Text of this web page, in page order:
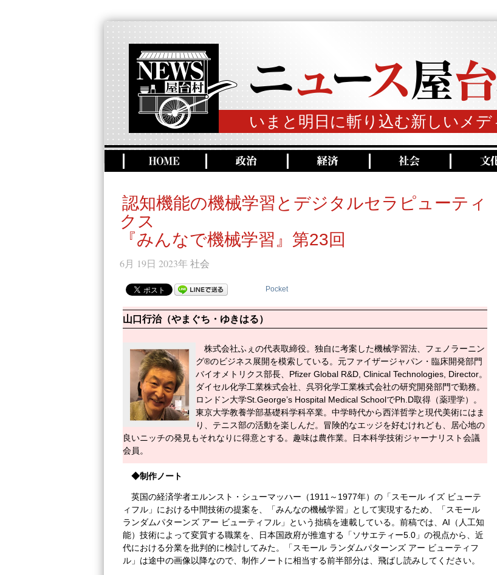
いまと明日に斬り込む新しいメデ
認知機能の機械学習とデジタルセラピューティ
クス
『みんなで機械学習』第23回
6月 19日 2023年 社会
Pocket
山口行治（やまぐち・ゆきはる）
株式会社ふぇの代表取締役。独自に考案した機械学習法、フェノラーニン
グ®のビジネス展開を模索している。元ファイザージャパン・臨床開発部門
バイオメトリクス部長、Pfizer Global R&D, Clinical Technologies, Director。
ダイセル化学工業株式会社、呉羽化学工業株式会社の研究開発部門で勤務。
ロンドン大学St.George’s Hospital Medical SchoolでPh.D取得（薬理学）。
東京大学教養学部基礎科学科卒業。中学時代から西洋哲学と現代美術にはま
り、テニス部の活動を楽しんだ。冒険的なエッジを好むけれども、居心地の
良いニッチの発見もそれなりに得意とする。趣味は農作業。日本科学技術ジャーナリスト会議
会員。
◆制作ノート
英国の経済学者エルンスト・シューマッハー（1911～1977年）の「スモール イズ ビューテ
ィフル」における中間技術の提案を、「みんなの機械学習」として実現するため、「スモール
ランダムパターンズ アー ビューティフル」という拙稿を連載している。前稿では、AI（人工知
能）技術によって変質する職業を、日本国政府が推進する「ソサエティー5.0」の視点から、近
代における分業を批判的に検討してみた。「スモール ランダムパターンズ アー ビューティフ
ル」は途中の画像以降なので、制作ノートに相当する前半部分は、飛ばし読みしてください。